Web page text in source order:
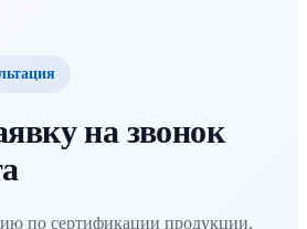
на звонок
по сертификации продукции,